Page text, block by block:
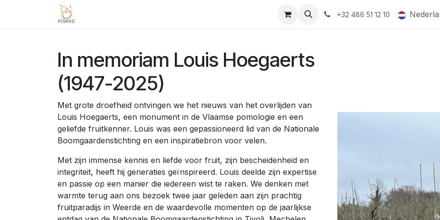
Overslaan naar inhoud
QR-labels Leifruit Subsidiedossiers
+32 486 51 12 10
In memoriam Louis Hoegaerts
(1947-2025)
Met grote droefheid ontvingen we het nieuws van het overlijden van
Louis Hoegaerts, een monument in de Vlaamse pomologie en een
geliefde fruitkenner. Louis was een gepassioneerd lid van de Nationale
Boomgaardenstichting en een inspiratiebron voor velen.
Met zijn immense kennis en liefde voor fruit, zijn bescheidenheid en
integriteit, heeft hij generaties geïnspireerd. Louis deelde zijn expertise
en passie op een manier die iedereen wist te raken. We denken met
warmte terug aan ons bezoek twee jaar geleden aan zijn prachtig
fruitparadijs in Weerde en de waardevolle momenten op de jaarlijkse